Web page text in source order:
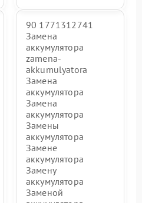
90 1771312741
Замена
аккумулятора
zamena-
akkumulyatora
Замена
аккумулятора
Замена
аккумулятора
Замены
аккумулятора
Замене
аккумулятора
Замену
аккумулятора
Заменой